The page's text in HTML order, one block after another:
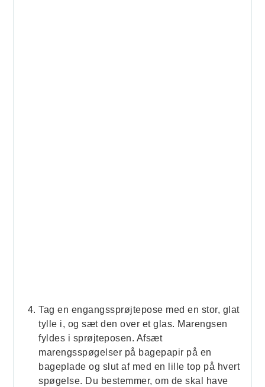
Tag en engangssprøjtepose med en stor, glat
tylle i, og sæt den over et glas. Marengsen
fyldes i sprøjteposen. Afsæt
marengsspøgelser på bagepapir på en
bageplade og slut af med en lille top på hvert
spøgelse. Du bestemmer, om de skal have